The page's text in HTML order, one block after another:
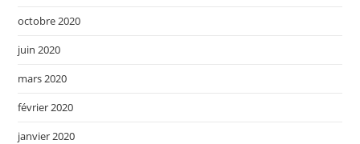
octobre 2020
juin 2020
mars 2020
février 2020
janvier 2020